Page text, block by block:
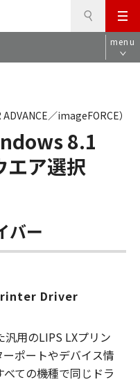
メ
ニ
ュ
menu
8.1
エア選択
／imageFORCE）
バー
Driver
用のLIPS LXプリン
ポートやデバイス情
ての機種で同じドラ